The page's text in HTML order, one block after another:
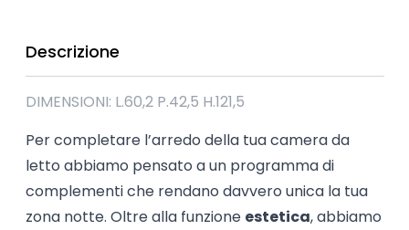
Descrizione
DIMENSIONI: L.60,2 P.42,5 H.121,5
Per completare l’arredo della tua camera da
letto abbiamo pensato a un programma di
complementi che rendano davvero unica la tua
zona notte. Oltre alla funzione estetica, abbiamo